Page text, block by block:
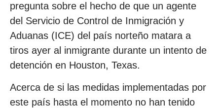
pregunta sobre el hecho de que un agente
del Servicio de Control de Inmigración y
Aduanas (ICE) del país norteño matara a
tiros ayer al inmigrante durante un intento de
detención en Houston, Texas.
Acerca de si las medidas implementadas por
este país hasta el momento no han tenido